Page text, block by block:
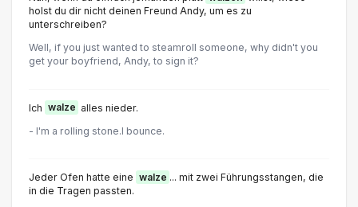
holst du dir nicht deinen Freund Andy, um es zu
unterschreiben?
Well, if you just wanted to steamroll someone, why didn't you
get your boyfriend, Andy, to sign it?
Ich walze alles nieder.
- I'm a rolling stone.I bounce.
Jeder Ofen hatte eine walze ... mit zwei Führungsstangen, die
in die Tragen passten.